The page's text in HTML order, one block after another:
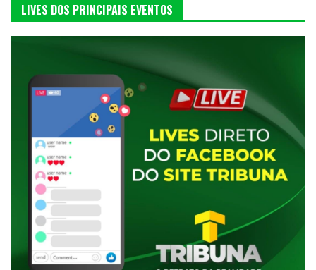
LIVES DOS PRINCIPAIS EVENTOS